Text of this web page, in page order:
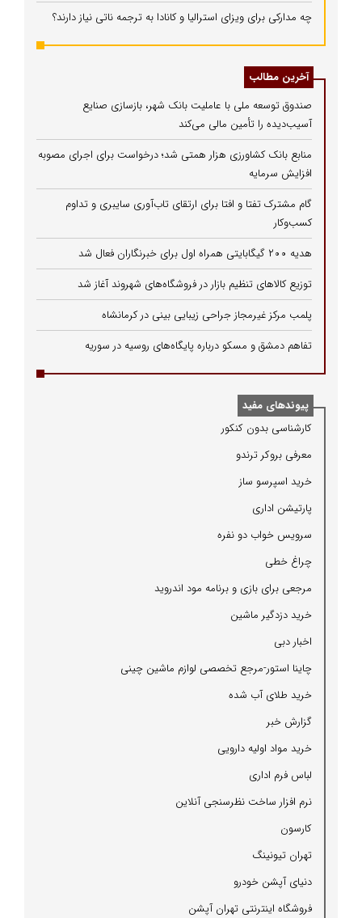
چه مدارکی برای ویزای استرالیا و کانادا به ترجمه ناتی نیاز دارند؟
آخرین مطالب
صندوق توسعه ملی با عاملیت بانک شهر، بازسازی صنایع
آسیب‌دیده را تأمین مالی می‌کند
منابع بانک کشاورزی هزار همتی شد؛ درخواست برای اجرای مصوبه
افزایش سرمایه
گام مشترک تفتا و افتا برای ارتقای تاب‌آوری سایبری و تداوم
کسب‌وکار
هدیه ۲۰۰ گیگابایتی همراه اول برای خبرنگاران فعال شد
توزیع کالاهای تنظیم بازار در فروشگاه‌های شهروند آغاز شد
پلمب مرکز غیرمجاز جراحی زیبایی بینی در کرمانشاه
تفاهم دمشق و مسکو درباره پایگاه‌های روسیه در سوریه
پیوندهای مفید
كارشناسی بدون كنكور
معرفی بروكر ترندو
خرید اسپرسو ساز
پارتیشن اداری
سرویس خواب دو نفره
چراغ خطی
مرجعی برای بازی و برنامه مود اندروید
خرید دزدگیر ماشین
اخبار دبی
چاینا استور-مرجع تخصصی لوازم ماشین چینی
خرید طلای آب شده
گزارش خبر
خرید مواد اولیه دارویی
لباس فرم اداری
نرم افزار ساخت نظرسنجی آنلاین
كارسون
تهران تیونینگ
دنیای آپشن خودرو
فروشگاه اینترنتی تهران آپشن